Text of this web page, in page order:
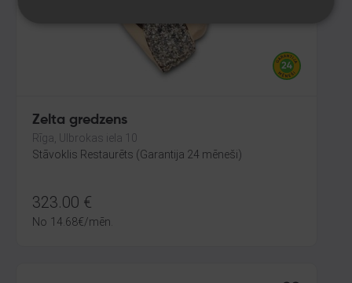
Zelta gredzens
Rīga, Ulbrokas iela 10
Stāvoklis Restaurēts (Garantija 24 mēneši)
323.00 €
No 14.68€/mēn.